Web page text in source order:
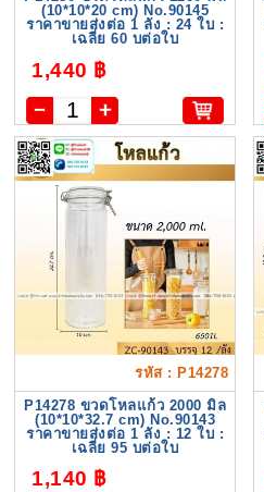
(10*10*20 cm) No.90145
ราคาขายส่งต่อ 1 ลัง : 24 ใบ :
เฉลี่ย 60 บต่อใบ
1,440 ฿
รหัส : P14278
P14278 ขวดโหลแก้ว 2000 มิล
(10*10*32.7 cm) No.90143
ราคาขายส่งต่อ 1 ลัง : 12 ใบ :
เฉลี่ย 95 บต่อใบ
1,140 ฿